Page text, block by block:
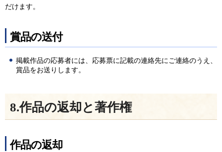
だけます。
賞品の送付
掲載作品の応募者には、応募票に記載の連絡先にご連絡のうえ、
賞品をお送りします。
8.作品の返却と著作権
作品の返却